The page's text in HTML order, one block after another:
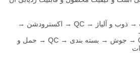
طراحی قالب → تولید ذوب → ذوب و آلیاژ → QC → اکسترودشن →
QC → درمان سطح → QC → جوش → بسته بندی → QC → حمل و